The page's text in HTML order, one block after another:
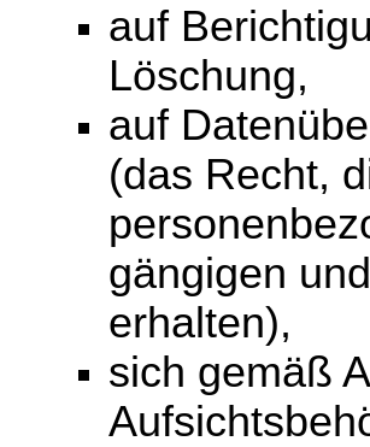
auf
Löschung,
auf
(das Recht,
gängigen
erhalten),
sich gemäß